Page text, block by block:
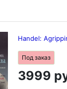
Handel:
Под заказ
3999